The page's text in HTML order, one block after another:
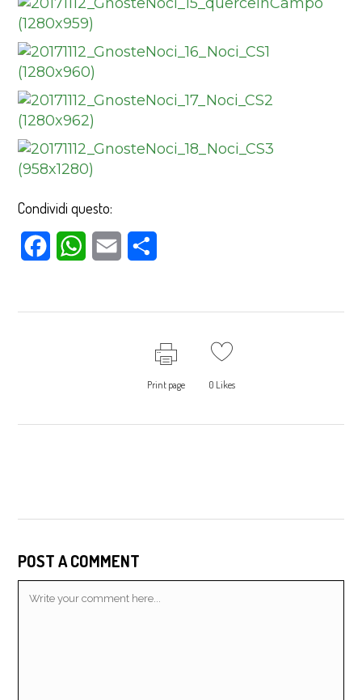
Condividi questo:
FacebookWhatsAppEmail
Print page 0 Likes
POST A COMMENT